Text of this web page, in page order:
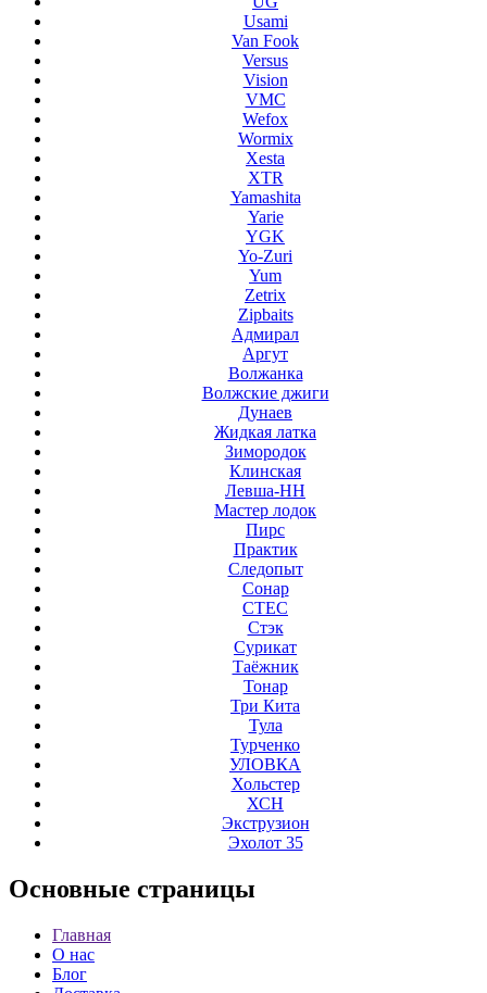
Usami
Van Fook
Versus
Vision
VMC
Wefox
Wormix
Xesta
XTR
Yamashita
Yarie
YGK
Yo-Zuri
Yum
Zetrix
Zipbaits
Адмирал
Аргут
Волжанка
Волжские джиги
Дунаев
Жидкая латка
Зимородок
Клинская
Левша-НН
Мастер лодок
Пирс
Практик
Следопыт
Сонар
СТЕС
Стэк
Сурикат
Таёжник
Тонар
Три Кита
Тула
Турченко
УЛОВКА
Хольстер
ХСН
Экструзион
Эхолот 35
Основные страницы
Главная
О нас
Блог